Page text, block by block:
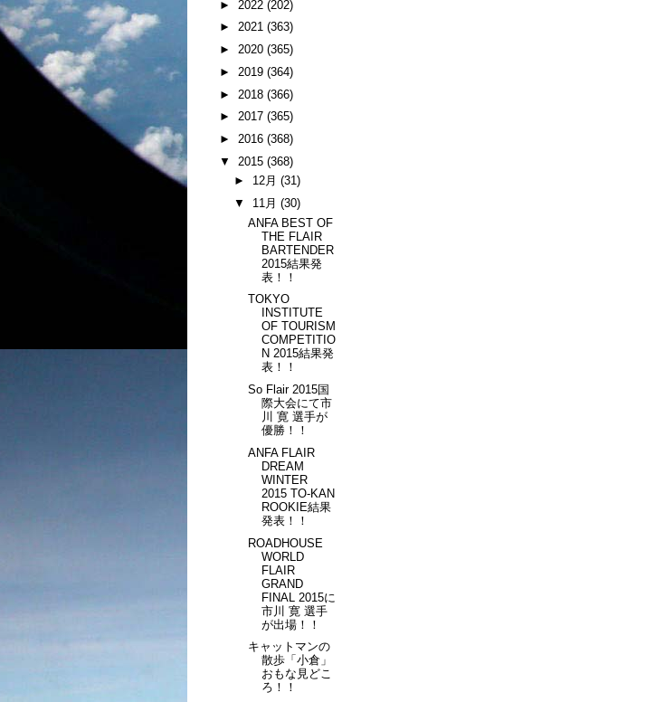
► 2022 (202)
► 2021 (363)
► 2020 (365)
► 2019 (364)
► 2018 (366)
► 2017 (365)
► 2016 (368)
▼ 2015 (368)
► 12月 (31)
▼ 11月 (30)
ANFA BEST OF
THE FLAIR
BARTENDER
2015結果発
表！！
TOKYO
INSTITUTE
OF TOURISM
COMPETITIO
N 2015結果発
表！！
So Flair 2015国
際大会にて市
川 寛 選手が
優勝！！
ANFA FLAIR
DREAM
WINTER
2015 TO-KAN
ROOKIE結果
発表！！
ROADHOUSE
WORLD
FLAIR
GRAND
FINAL 2015に
市川 寛 選手
が出場！！
キャットマンの
散歩「小倉」
おもな見どこ
ろ！！